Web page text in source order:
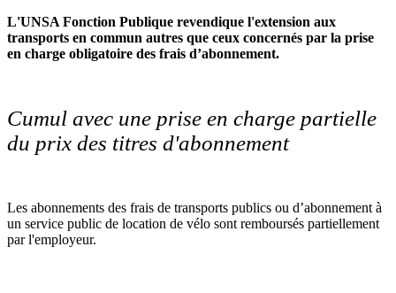
L'UNSA Fonction Publique revendique l'extension aux
transports en commun autres que ceux concernés par la prise
en charge obligatoire des frais d’abonnement.
Cumul avec une prise en charge partielle
du prix des titres d'abonnement
Les abonnements des frais de trans­ports publics ou d’abon­ne­ment à
un ser­vice public de loca­tion de vélo sont remboursés partiellement
par l'employeur.